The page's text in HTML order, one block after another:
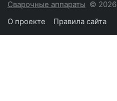
Сварочные аппараты © 2026
О проекте
Правила сайта